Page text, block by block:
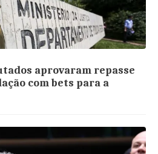
aprovaram repasse
com bets para a